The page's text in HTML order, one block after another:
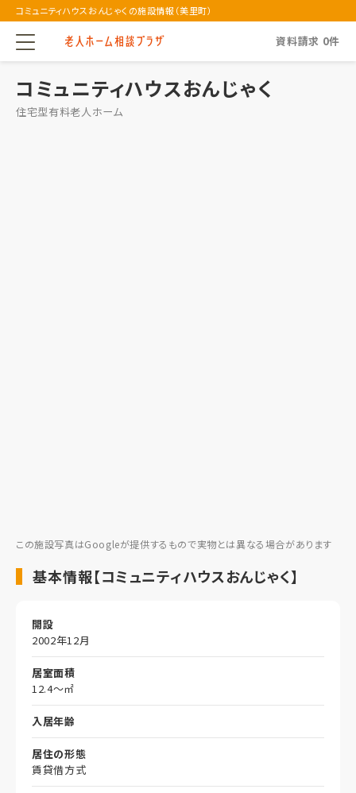
コミュニティハウスおんじゃくの施設情報（美里町）
資料請求 0件
コミュニティハウスおんじゃく
住宅型有料老人ホーム
この施設写真はGoogleが提供するもので実物とは異なる場合があります
基本情報【コミュニティハウスおんじゃく】
開設
2002年12月
居室面積
12.4～㎡
入居年齢
居住の形態
賃貸借方式